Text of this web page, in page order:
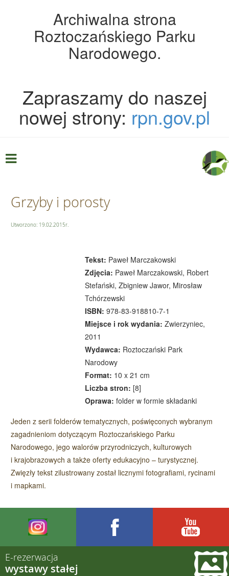
Archiwalna strona
Roztoczańskiego Parku
Narodowego.
Zapraszamy do naszej
nowej strony: rpn.gov.pl
Grzyby i porosty
Utworzono: 19.02.2015r.
Tekst: Paweł Marczakowski
Zdjęcia: Paweł Marczakowski, Robert
Stefański, Zbigniew Jawor, Mirosław
Tchórzewski
ISBN: 978-83-918810-7-1
Miejsce i rok wydania: Zwierzyniec,
2011
Wydawca: Roztoczański Park
Narodowy
Format: 10 x 21 cm
Liczba stron: [8]
Oprawa: folder w formie składanki
Jeden z serii folderów tematycznych, poświęconych wybranym
zagadnieniom dotyczącym Roztoczańskiego Parku
Narodowego, jego walorów przyrodniczych, kulturowych
i krajobrazowych a także oferty edukacyjno – turystycznej.
Zwięzły tekst zilustrowany został licznymi fotografiami, rycinami
i mapkami.
E-rezerwacja
wystawy stałej